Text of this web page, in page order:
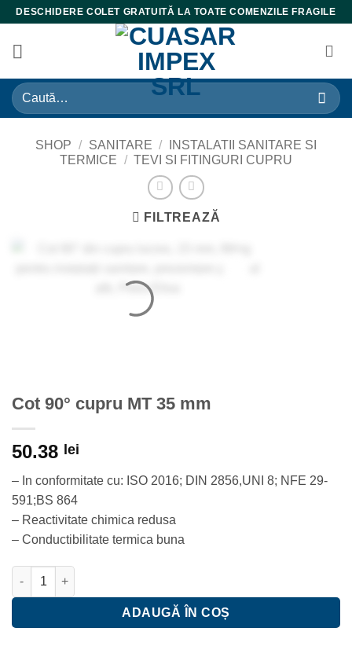
Skip
content
DESCHIDERE COLET GRATUITĂ LA TOATE COMENZILE FRAGILE
Caută
după:
SHOP / SANITARE /
INSTALATII SANITARE SI
TERMICE / TEVI SI FITINGURI CUPRU
FILTREAZĂ
Cot 90° cupru MT 35 mm
50.38 lei
– In conformitate cu: ISO 2016; DIN 2856,UNI 8; NFE 29-
591;BS 864
– Reactivitate chimica redusa
– Conductibilitate termica buna
Cantitate Cot 90° cupru MT 35 mm
ADAUGĂ ÎN COȘ